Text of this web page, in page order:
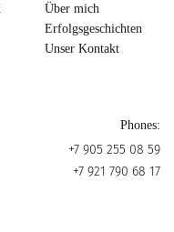
Über mich
Erfolgsgeschichten
Unser Kontakt
Phones:
+7 905 255 08 59
+7 921 790 68 17